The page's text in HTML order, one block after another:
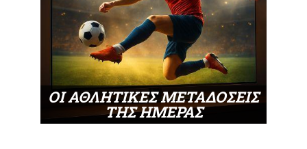
ΟΙ ΑΘΛΗΤΙΚΕΣ ΜΕΤΑΔΟΣΕΙΣ
ΤΗΣ ΗΜΕΡΑΣ